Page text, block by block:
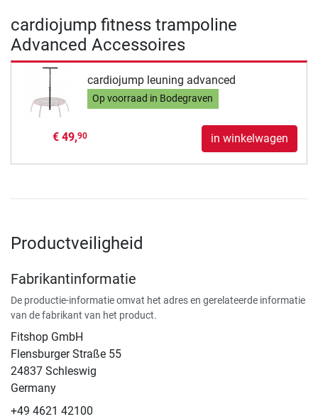
cardiojump fitness trampoline
Advanced Accessoires
cardiojump leuning advanced
Op voorraad in Bodegraven
€ 49,90 in winkelwagen
Productveiligheid
Fabrikantinformatie
De productie-informatie omvat het adres en gerelateerde informatie
van de fabrikant van het product.
Fitshop GmbH
Flensburger Straße 55
24837 Schleswig
Germany
+49 4621 42100